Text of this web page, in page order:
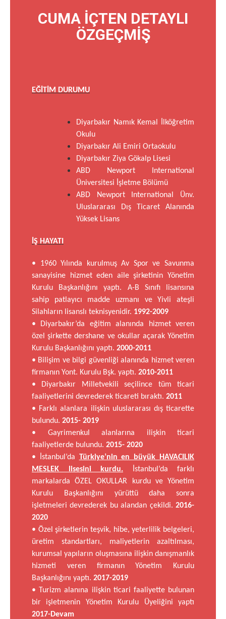
CUMA İÇTEN DETAYLI
ÖZGEÇMİŞ
EĞİTİM DURUMU
Diyarbakır Namık Kemal İlköğretim
Okulu
Diyarbakır Ali Emiri Ortaokulu
Diyarbakır Ziya Gökalp Lisesi
ABD Newport International
Üniversitesi İşletme Bölümü
ABD Newport International Ünv.
Uluslararası Dış Ticaret Alanında
Yüksek Lisans
İŞ HAYATI
• 1960 Yılında kurulmuş Av Spor ve Savunma
sanayisine hizmet eden aile şirketinin Yönetim
Kurulu Başkanlığını yaptı. A-B Sınıfı lisansına
sahip patlayıcı madde uzmanı ve Yivli ateşli
Silahların lisanslı teknisyenidir. 1992-2009
• Diyarbakır’da eğitim alanında hizmet veren
özel şirkette dershane ve okullar açarak Yönetim
Kurulu Başkanlığını yaptı. 2000-2011
• Bilişim ve bilgi güvenliği alanında hizmet veren
firmanın Yont. Kurulu Bşk. yaptı. 2010-2011
• Diyarbakır Milletvekili seçilince tüm ticari
faaliyetlerini devrederek ticareti bıraktı. 2011
• Farklı alanlara ilişkin uluslararası dış ticarette
bulundu. 2015- 2019
• Gayrimenkul alanlarına ilişkin ticari
faaliyetlerde bulundu. 2015- 2020
• İstanbul’da Türkiye’nin en büyük HAVACILIK
MESLEK lisesini kurdu. İstanbul’da farklı
markalarda ÖZEL OKULLAR kurdu ve Yönetim
Kurulu Başkanlığını yürüttü daha sonra
işletmeleri devrederek bu alandan çekildi. 2016-
2020
• Özel şirketlerin teşvik, hibe, yeterlilik belgeleri,
üretim standartları, maliyetlerin azaltılması,
kurumsal yapıların oluşmasına ilişkin danışmanlık
hizmeti veren firmanın Yönetim Kurulu
Başkanlığını yaptı. 2017-2019
• Turizm alanına ilişkin ticari faaliyette bulunan
bir işletmenin Yönetim Kurulu Üyeliğini yaptı
2017-Devam